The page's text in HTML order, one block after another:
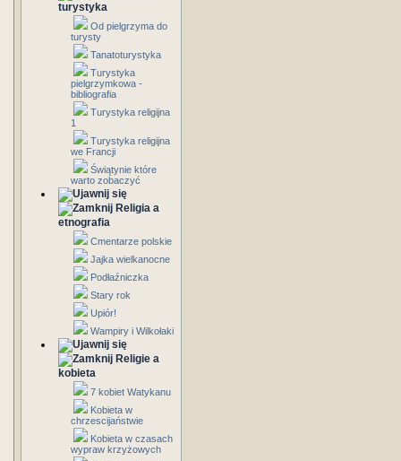
turystyka
Od pielgrzyma do
turysty
Tanatoturystyka
Turystyka
pielgrzymkowa -
bibliografia
Turystyka religijna
1
Turystyka religijna
we Francji
Świątynie które
warto zobaczyć
Religia a
etnografia
Cmentarze polskie
Jajka wielkanocne
Podłaźniczka
Stary rok
Upiór!
Wampiry i Wilkołaki
Religie a
kobieta
7 kobiet Watykanu
Kobieta w
chrzescijaństwie
Kobieta w czasach
wypraw krzyżowych